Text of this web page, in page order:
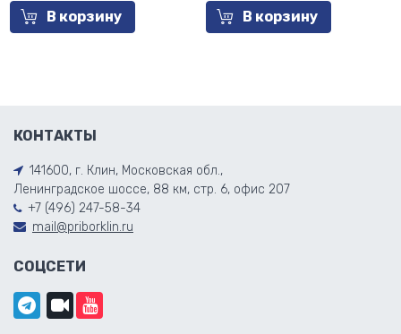
В корзину В корзину
КОНТАКТЫ
141600, г. Клин, Московская обл.,
Ленинградское шоссе, 88 км, стр. 6, офис 207
+7 (496) 247-58-34
mail@priborklin.ru
СОЦСЕТИ